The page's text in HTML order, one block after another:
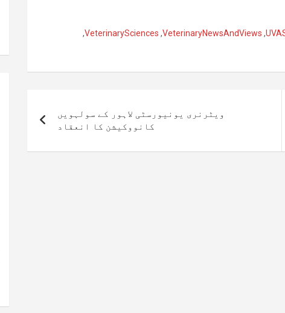
,
VeterinaryNewsAndViews
,
VeterinarySciences
,
ویٹرنری یونیورسٹی لاہور کے سولہویں
کانووکیشن کا انعقاد